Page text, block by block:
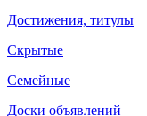
Достижения, титулы
Скрытые
Семейные
Доски объявлений